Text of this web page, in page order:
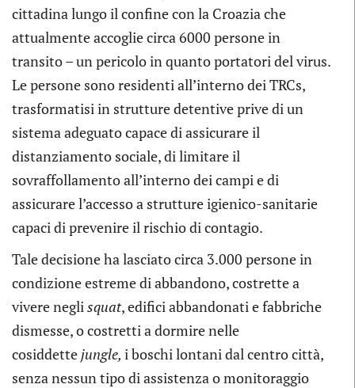
cittadina lungo il confine con la Croazia che
attualmente accoglie circa 6000 persone in
transito – un pericolo in quanto portatori del virus.
Le persone sono residenti all’interno dei TRCs,
trasformatisi in strutture detentive prive di un
sistema adeguato capace di assicurare il
distanziamento sociale, di limitare il
sovraffollamento all’interno dei campi e di
assicurare l’accesso a strutture igienico-sanitarie
capaci di prevenire il rischio di contagio.
Tale decisione ha lasciato circa 3.000 persone in
condizione estreme di abbandono, costrette a
vivere negli squat, edifici abbandonati e fabbriche
dismesse, o costretti a dormire nelle
cosiddette jungle, i boschi lontani dal centro città,
senza nessun tipo di assistenza o monitoraggio